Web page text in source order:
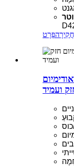
חֲקִירָהפְּרָט
ועמיד